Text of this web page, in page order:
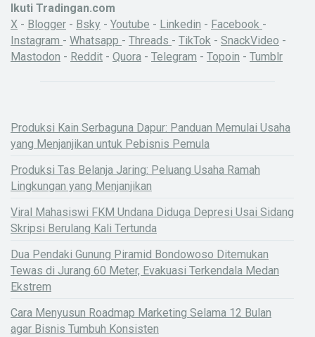
Ikuti Tradingan.com
X - Blogger - Bsky - Youtube - Linkedin - Facebook -
Instagram - Whatsapp - Threads - TikTok - SnackVideo -
Mastodon - Reddit - Quora - Telegram - Topoin - Tumblr
Produksi Kain Serbaguna Dapur: Panduan Memulai Usaha
yang Menjanjikan untuk Pebisnis Pemula
Produksi Tas Belanja Jaring: Peluang Usaha Ramah
Lingkungan yang Menjanjikan
Viral Mahasiswi FKM Undana Diduga Depresi Usai Sidang
Skripsi Berulang Kali Tertunda
Dua Pendaki Gunung Piramid Bondowoso Ditemukan
Tewas di Jurang 60 Meter, Evakuasi Terkendala Medan
Ekstrem
Cara Menyusun Roadmap Marketing Selama 12 Bulan
agar Bisnis Tumbuh Konsisten